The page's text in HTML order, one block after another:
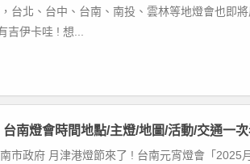
台北、台中、台南、南投、雲林等地燈會也即
吉伊卡哇 ! 想...
台南燈會時間地點/主燈/地圖/活動/交通一次
市政府 月津港燈節來了 ! 台南元宵燈會「2025